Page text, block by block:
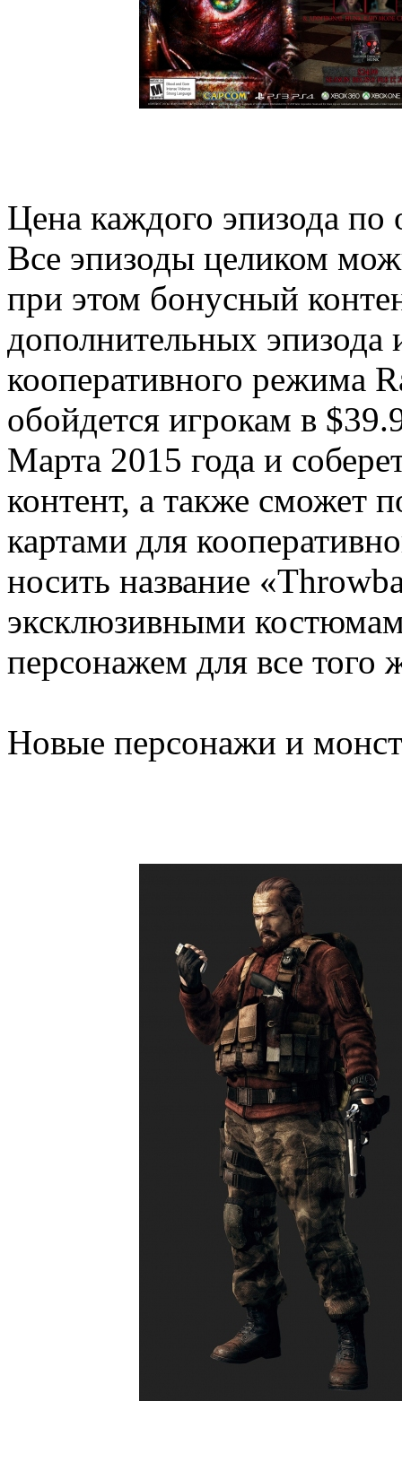
Цена каждого эпизода по
Все эпизоды целиком
при этом бонусный
дополнительных эпизода
кооперативного режима
обойдется игрокам в
Марта 2015 года и
контент, а также сможет
картами для
носить название
эксклюзивными
персонажем для все того
Новые персонажи и